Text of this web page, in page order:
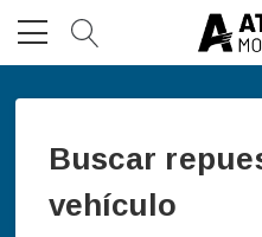
Buscar
vehículo